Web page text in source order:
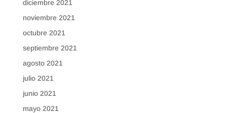
diciembre 2021
noviembre 2021
octubre 2021
septiembre 2021
agosto 2021
julio 2021
junio 2021
mayo 2021